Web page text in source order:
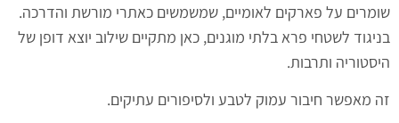
שומרים על פארקים לאומיים, שמשמשים כאתרי מורשת והדרכה.
בניגוד לשטחי פרא בלתי מוגנים, כאן מתקיים שילוב יוצא דופן של
היסטוריה ותרבות.
זה מאפשר חיבור עמוק לטבע ולסיפורים עתיקים.